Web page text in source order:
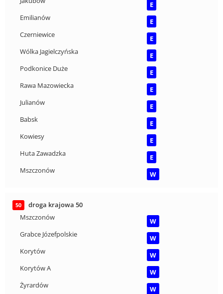
E
Emilianów
E
Czerniewice
E
Wólka Jagielczyńska
E
Podkonice Duże
E
Rawa Mazowiecka
E
Julianów
E
Babsk
E
Kowiesy
E
Huta Zawadzka
E
Mszczonów
W
50
droga krajowa 50
Mszczonów
W
Grabce Józefpolskie
W
Korytów
W
Korytów A
W
Żyrardów
W